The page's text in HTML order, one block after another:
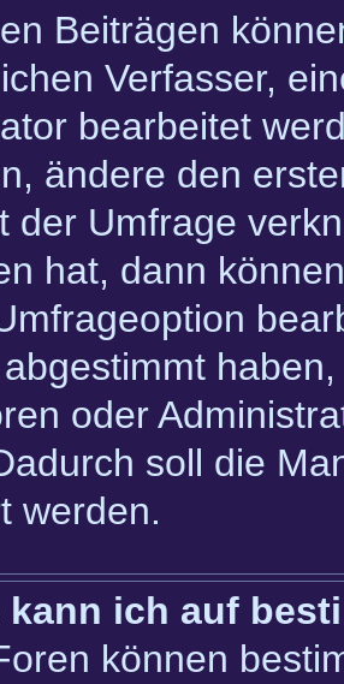
Beiträgen
Verfasser,
bearbeitet
ändere den
der Umfrage
hat, dann
oder
soll die
werden.
kann ich auf
können